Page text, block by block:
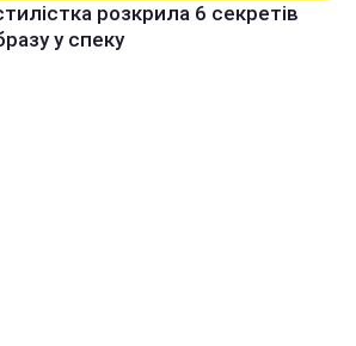
розкрила 6 секретів
у спеку